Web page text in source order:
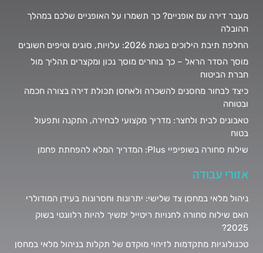
מעבר דירה עם אופניים? כך תשמרו על האופניים שלכם במהלך
ההובלה
החלפת תיבת הילוכים בשנת 2026: עלויות, סוגים וטיפים חשובים
מוסך הסדר הראל – כך בוחרים מוסך נכון ומקצרים תהליך מול
חברת הביטוח
כיצד לבחור מחסנים להשכרה ולאחסן תכולת דירה בצורה חכמה
ובטוחה
טאבונים לבית ולחצר: מדריך מקצועי לבחירה, התקנה ותפעול
בטוח
שילוח סחורה בשופיפיי Plus: המדריך המלא להפחתת פחמן
אזורי עבודה
ניהול מלאי במחסן צד שלישי: יתרונות וחסרונות בעידן המודולרי
האם שילוח סחורה לחנויות ריטייל ימשיך להיות רלוונטי בשוק
2025?
טכנולוגיות מתקדמות לזיהוי מוקדם של תקלות בניהול מלאי במחסן